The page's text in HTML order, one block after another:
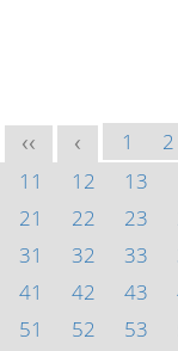
<< < 1 2
11
12 13
21
22 23
31
32 33
41
42 43
51
52 53